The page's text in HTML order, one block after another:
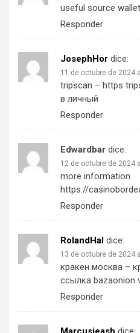
useful source
Responder
JosephHor dice:
11 de octubre de 2024
tripscan – https
в личный
Responder
Edwardbar dice:
12 de octubre de 2024
more information
https://
Responder
RolandHal dice:
13 de octubre de 2024
кракен москва –
ссылка bazaonion
Responder